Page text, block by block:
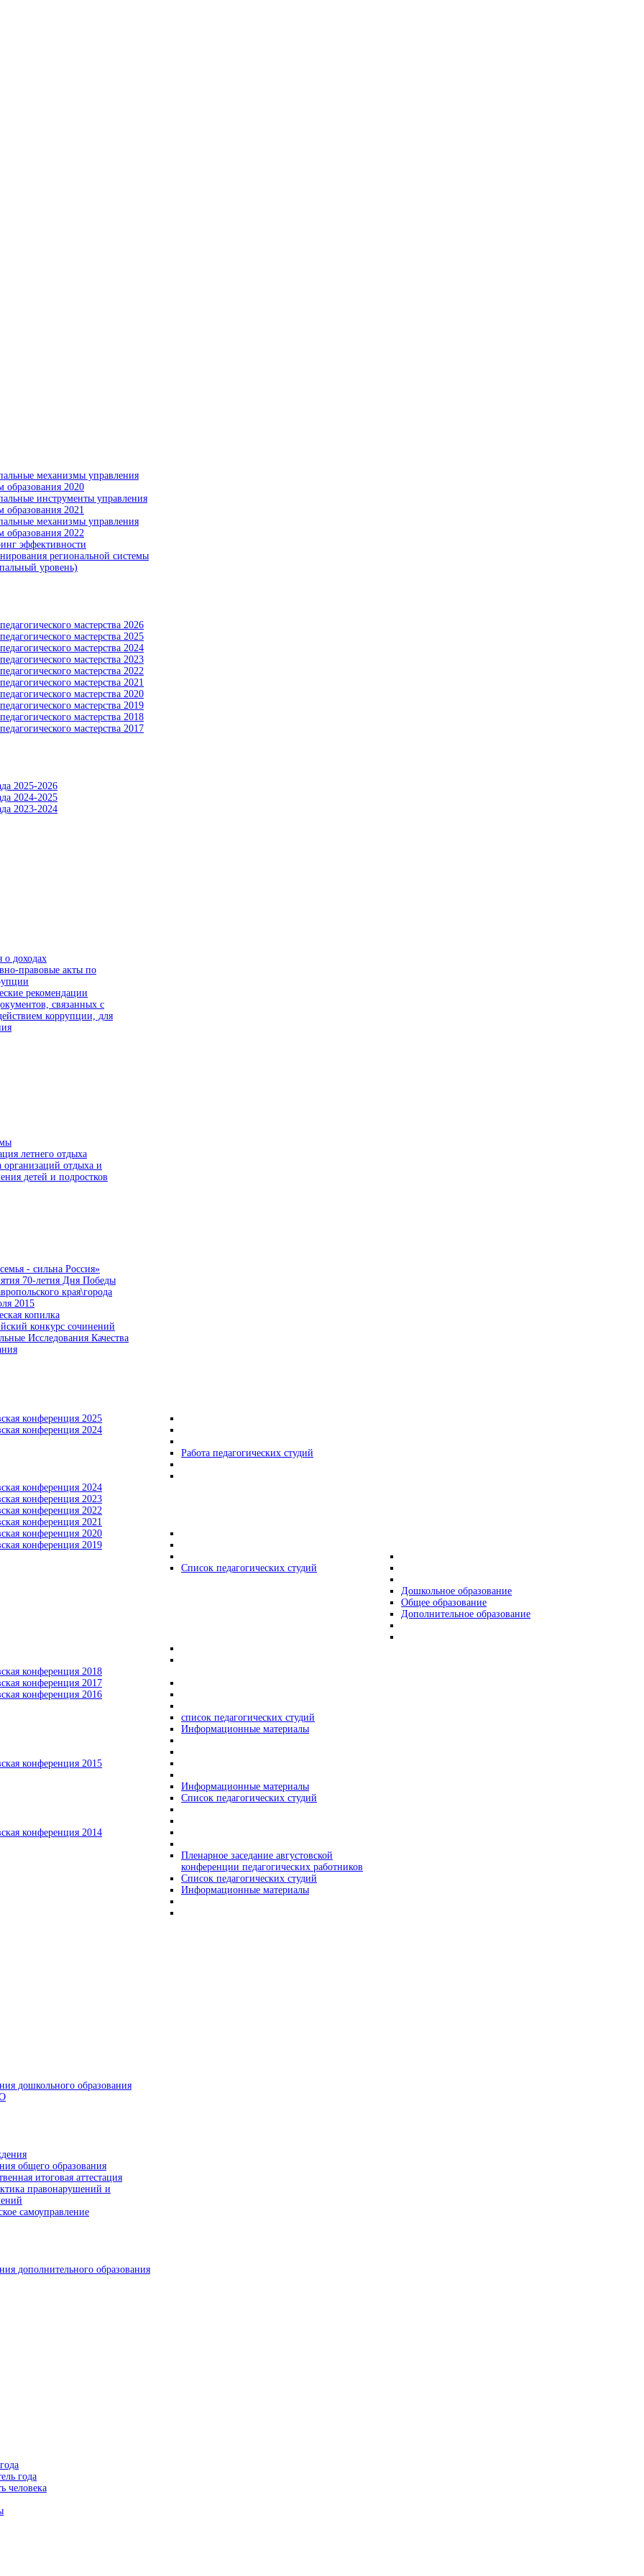
механизмы управления
образования 2020
инструменты управления
образования 2021
механизмы управления
образования 2022
эффективности
региональной системы
уровень)
мастерства 2026
мастерства 2025
мастерства 2024
мастерства 2023
мастерства 2022
мастерства 2021
мастерства 2020
мастерства 2019
мастерства 2018
мастерства 2017
2025-2026
2024-2025
2023-2024
о доходах
правовые акты по
рекомендации
связанных с
коррупции, для
летнего отдыха
организаций отдыха и
детей и подростков
- сильна Россия»
70-летия Дня Победы
края\города
2015
копилка
конкурс сочинений
Исследования Качества
конференция 2025
конференция 2024
Работа педагогических студий
конференция 2024
конференция 2023
конференция 2022
конференция 2021
конференция 2020
конференция 2019
Список педагогических студий
Дошкольное образование
Общее образование
Дополнительное образование
конференция 2018
конференция 2017
конференция 2016
список педагогических студий
Информационные материалы
конференция 2015
Информационные материалы
Список педагогических студий
конференция 2014
Пленарное заседание августовской
конференции педагогических работников
Список педагогических студий
Информационные материалы
дошкольного образования
общего образования
итоговая аттестация
правонарушений и
самоуправление
дополнительного образования
года
человека